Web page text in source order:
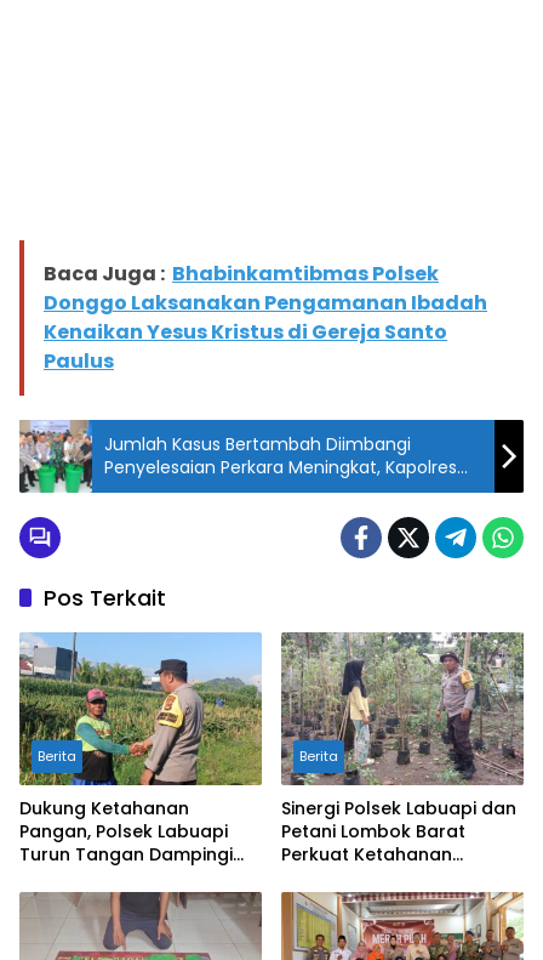
Baca Juga : Bhabinkamtibmas Polsek
Donggo Laksanakan Pengamanan Ibadah
Kenaikan Yesus Kristus di Gereja Santo
Paulus
Jumlah Kasus Bertambah Diimbangi
Penyelesaian Perkara Meningkat, Kapolres
Sumbawa Barat Apresiasi Masyarakat Atas
Dukungan Kinerja Polres Selama Tahun 2024
Pos Terkait
Berita
Dukung Ketahanan
Pangan, Polsek Labuapi
Turun Tangan Dampingi
Bongkot
Berita
Sinergi Polsek Labuapi dan
Petani Lombok Barat
Perkuat Ketahanan